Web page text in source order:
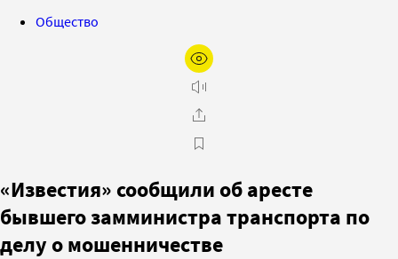
Общество
«Известия» сообщили об аресте
бывшего замминистра транспорта по
делу о мошенничестве